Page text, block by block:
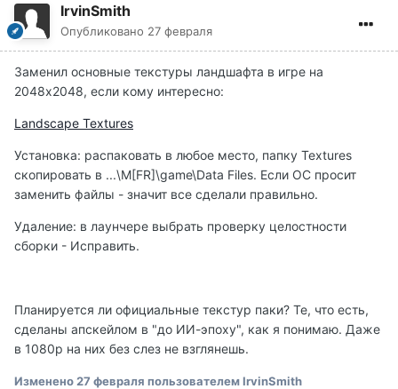
IrvinSmith
Опубликовано 27 февраля
Заменил основные текстуры ландшафта в игре на
2048х2048, если кому интересно:
Landscape Textures
Установка: распаковать в любое место, папку Textures
скопировать в ...\M[FR]\game\Data Files. Если ОС просит
заменить файлы - значит все сделали правильно.
Удаление: в лаунчере выбрать проверку целостности
сборки - Исправить.
Планируется ли официальные текстур паки? Те, что есть,
сделаны апскейлом в "до ИИ-эпоху", как я понимаю. Даже
в 1080р на них без слез не взглянешь.
Изменено 27 февраля пользователем IrvinSmith